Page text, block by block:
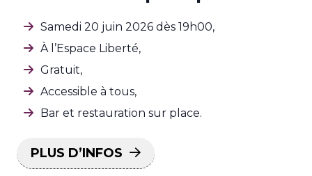
Samedi 20 juin 2026 dès 19h00,
À l’Espace Liberté,
Gratuit,
Accessible à tous,
Bar et restauration sur place.
PLUS D’INFOS